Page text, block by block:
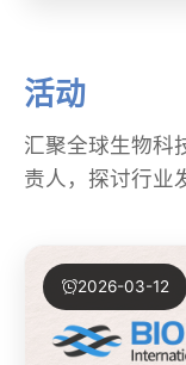
活动
汇聚全球生物科
责人，探讨行业
2026-03-12